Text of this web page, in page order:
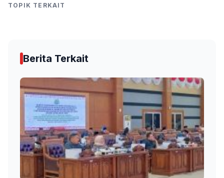
TOPIK TERKAIT
Berita Terkait